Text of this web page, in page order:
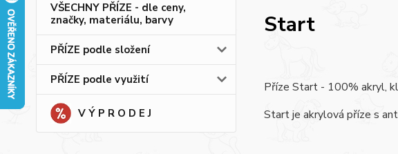
VŠECHNY PŘÍZE - dle ceny,
značky, materiálu, barvy
PŘÍZE podle složení
PŘÍZE podle využití
V Ý P R O D E J
Start
Příze Start - 100% akryl,
Start je akrylová příze s